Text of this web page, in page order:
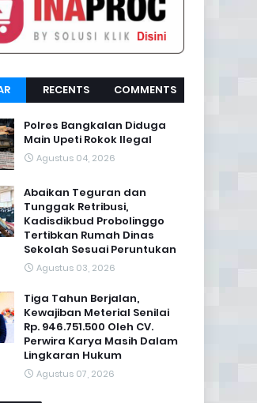
RECENTS COMMENTS
Polres Bangkalan Diduga
Main Upeti Rokok Ilegal
Agustus 04, 2026
Abaikan Teguran dan
Tunggak Retribusi,
Kadisdikbud Probolinggo
Tertibkan Rumah Dinas
Sekolah Sesuai Peruntukan
Agustus 03, 2026
Tiga Tahun Berjalan,
Kewajiban Meterial Senilai
Rp. 946.751.500 Oleh CV.
Perwira Karya Masih Dalam
Lingkaran Hukum
Agustus 07, 2026